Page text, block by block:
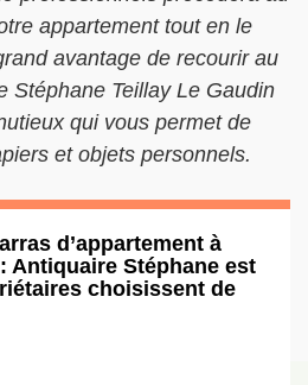
appartement tout en le
avantage de recourir au
Stéphane Teillay Le Gaudin
qui vous permet de
et objets personnels.
d’appartement à
Antiquaire Stéphane est
choisissent de